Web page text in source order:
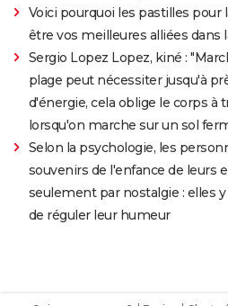
Voici pourquoi les pastilles pour
être vos meilleures alliées dans
Sergio Lopez Lopez, kiné :
plage peut nécessiter jusqu'à
d'énergie, cela oblige le corps à
lorsqu'on marche sur un sol
Selon la psychologie, les
souvenirs de l'enfance de leurs
seulement par nostalgie : elles
de réguler leur humeur